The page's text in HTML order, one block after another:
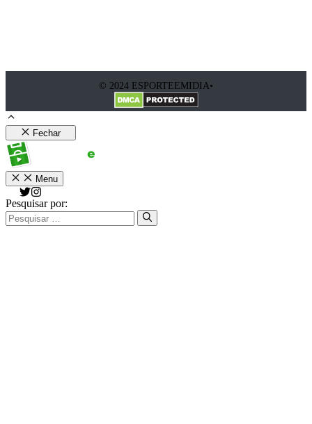
© 2024 ESPORTEEMIDIA•
Fechar
Menu
Pesquisar por: